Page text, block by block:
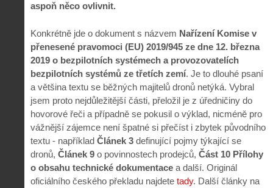
aspoň něco ovlivnit.
Konkrétně jde o dokument s názvem Nařízení Komise v
přenesené pravomoci (EU) 2019/945 ze dne 12. března
2019 o bezpilotních systémech a provozovatelích
bezpilotních systémů ze třetích zemí. Je to dlouhé psaní
a většina textu se běžných majitelů dronů netýká. Vybral
jsem proto nejdůležitější části, přeložil je z úředničiny do
hovorové řeči a případně se pokusil o výklad, nicméně pro
vážnější zájemce není špatné si přečíst i zbytek původního
textu - například Článek 3 definující pojmy týkající se
dronů, Článek 9 o povinnostech prodejců, Část 10 Přílohy
o obsahu technické dokumentace a další. Originál
oficiálního českého překladu najdete tady. Další články na